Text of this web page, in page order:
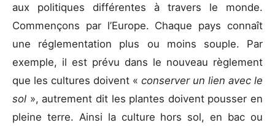
aux politiques différentes à travers le monde.
Commençons par l’Europe. Chaque pays connaît
une réglementation plus ou moins souple. Par
exemple, il est prévu dans le nouveau règlement
que les cultures doivent « conserver un lien avec le
sol », autrement dit les plantes doivent pousser en
pleine terre. Ainsi la culture hors sol, en bac ou